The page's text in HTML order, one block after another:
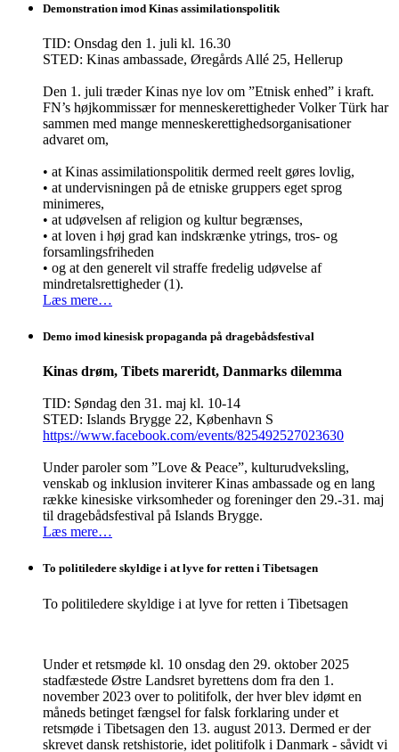
Demonstration imod Kinas assimilationspolitik
TID: Onsdag den 1. juli kl. 16.30
STED: Kinas ambassade, Øregårds Allé 25, Hellerup
Den 1. juli træder Kinas nye lov om ”Etnisk enhed” i kraft.
FN’s højkommissær for menneskerettigheder Volker Türk har
sammen med mange menneskerettighedsorganisationer
advaret om,
• at Kinas assimilationspolitik dermed reelt gøres lovlig,
• at undervisningen på de etniske gruppers eget sprog
minimeres,
• at udøvelsen af religion og kultur begrænses,
• at loven i høj grad kan indskrænke ytrings, tros- og
forsamlingsfriheden
• og at den generelt vil straffe fredelig udøvelse af
mindretalsrettigheder (1).
Læs mere…
Demo imod kinesisk propaganda på dragebådsfestival
Kinas drøm, Tibets mareridt, Danmarks dilemma
TID: Søndag den 31. maj kl. 10-14
STED: Islands Brygge 22, København S
https://www.facebook.com/events/825492527023630
Under paroler som ”Love & Peace”, kulturudveksling,
venskab og inklusion inviterer Kinas ambassade og en lang
række kinesiske virksomheder og foreninger den 29.-31. maj
til dragebådsfestival på Islands Brygge.
Læs mere…
To politiledere skyldige i at lyve for retten i Tibetsagen
To politiledere skyldige i at lyve for retten i Tibetsagen
Under et retsmøde kl. 10 onsdag den 29. oktober 2025
stadfæstede Østre Landsret byrettens dom fra den 1.
november 2023 over to politifolk, der hver blev idømt en
måneds betinget fængsel for falsk forklaring under et
retsmøde i Tibetsagen den 13. august 2013. Dermed er der
skrevet dansk retshistorie, idet politifolk i Danmark - såvidt vi